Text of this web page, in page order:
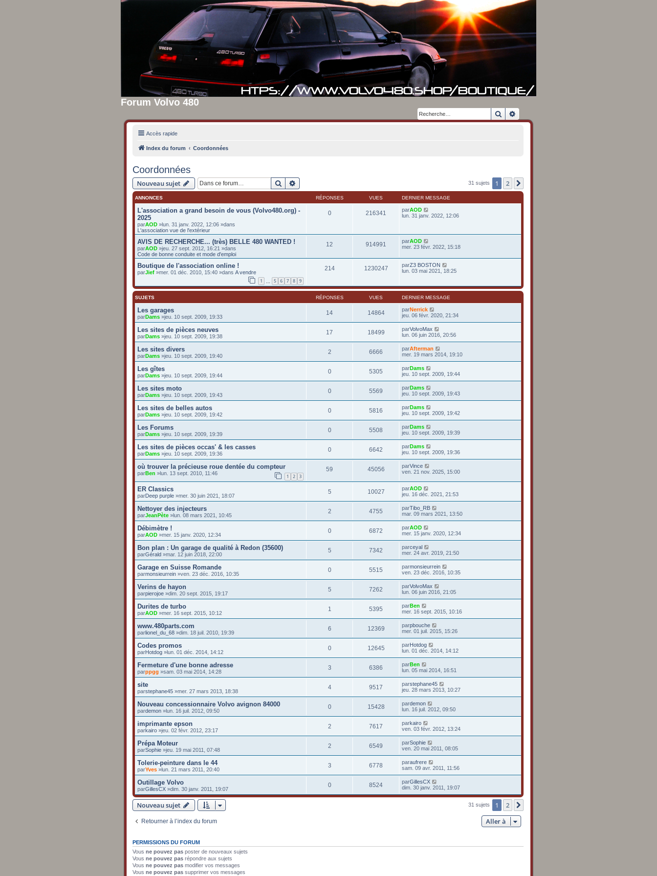
Forum Volvo 480
Rechercher
Accès rapide
Index du forum Coordonnées
Coordonnées
Nouveau sujet Rechercher 31 sujets 1 2
ANNONCES RÉPONSES VUES DERNIER MESSAGE
L'association a grand besoin de vous (Volvo480.org) -
2025
parAOD »lun. 31 janv. 2022, 12:06 »dans
L'association vue de l'extérieur
0 216341 parAOD
lun. 31 janv. 2022, 12:06
AVIS DE RECHERCHE... (très) BELLE 480 WANTED !
parAOD »jeu. 27 sept. 2012, 16:21 »dans
Code de bonne conduite et mode d'emploi
12 914991 parAOD
mer. 23 févr. 2022, 15:18
Boutique de l'association online !
parJief »mer. 01 déc. 2010, 15:40 »dans A vendre
1 … 5 6 7 8 9
214 1230247 parZ3 BOSTON
lun. 03 mai 2021, 18:25
SUJETS RÉPONSES VUES DERNIER MESSAGE
Les garages
parDams »jeu. 10 sept. 2009, 19:33
14 14864 parNerrick
jeu. 06 févr. 2020, 21:34
Les sites de pièces neuves
parDams »jeu. 10 sept. 2009, 19:38
17 18499 parVolvoMax
lun. 06 juin 2016, 20:56
Les sites divers
parDams »jeu. 10 sept. 2009, 19:40
2 6666 parAfterman
mer. 19 mars 2014, 19:10
Les gîtes
parDams »jeu. 10 sept. 2009, 19:44
0 5305 parDams
jeu. 10 sept. 2009, 19:44
Les sites moto
parDams »jeu. 10 sept. 2009, 19:43
0 5569 parDams
jeu. 10 sept. 2009, 19:43
Les sites de belles autos
parDams »jeu. 10 sept. 2009, 19:42
0 5816 parDams
jeu. 10 sept. 2009, 19:42
Les Forums
parDams »jeu. 10 sept. 2009, 19:39
0 5508 parDams
jeu. 10 sept. 2009, 19:39
Les sites de pièces occas' & les casses
parDams »jeu. 10 sept. 2009, 19:36
0 6642 parDams
jeu. 10 sept. 2009, 19:36
où trouver la précieuse roue dentée du compteur
parBen »lun. 13 sept. 2010, 11:46 1 2 3
59 45056 parVince
ven. 21 nov. 2025, 15:00
ER Classics
parDeep purple »mer. 30 juin 2021, 18:07
5 10027 parAOD
jeu. 16 déc. 2021, 21:53
Nettoyer des injecteurs
parJeanPète »lun. 08 mars 2021, 10:45
2 4755 parTibo_RB
mar. 09 mars 2021, 13:50
Débimètre !
parAOD »mer. 15 janv. 2020, 12:34
0 6872 parAOD
mer. 15 janv. 2020, 12:34
Bon plan : Un garage de qualité à Redon (35600)
parGérald »mar. 12 juin 2018, 22:00
5 7342 parceyal
mer. 24 avr. 2019, 21:50
Garage en Suisse Romande
parmonsieurrein »ven. 23 déc. 2016, 10:35
0 5515 parmonsieurrein
ven. 23 déc. 2016, 10:35
Verins de hayon
parpierojoe »dim. 20 sept. 2015, 19:17
5 7262 parVolvoMax
lun. 06 juin 2016, 21:05
Durites de turbo
parAOD »mer. 16 sept. 2015, 10:12
1 5395 parBen
mer. 16 sept. 2015, 10:16
www.480parts.com
parlionel_du_68 »dim. 18 juil. 2010, 19:39
6 12369 parpbouche
mer. 01 juil. 2015, 15:26
Codes promos
parHotdog »lun. 01 déc. 2014, 14:12
0 12645 parHotdog
lun. 01 déc. 2014, 14:12
Fermeture d'une bonne adresse
parppgg »sam. 03 mai 2014, 14:28
3 6386 parBen
lun. 05 mai 2014, 16:51
site
parstephane45 »mer. 27 mars 2013, 18:38
4 9517 parstephane45
jeu. 28 mars 2013, 10:27
Nouveau concessionnaire Volvo avignon 84000
pardemon »lun. 16 juil. 2012, 09:50
0 15428 pardemon
lun. 16 juil. 2012, 09:50
imprimante epson
parkairo »jeu. 02 févr. 2012, 23:17
2 7617 parkairo
ven. 03 févr. 2012, 13:24
Prépa Moteur
parSophie »jeu. 19 mai 2011, 07:48
2 6549 parSophie
ven. 20 mai 2011, 08:05
Tolerie-peinture dans le 44
parYves »lun. 21 mars 2011, 20:40
3 6778 paraufrere
sam. 09 avr. 2011, 11:56
Outillage Volvo
parGillesCX »dim. 30 janv. 2011, 19:07
0 8524 parGillesCX
dim. 30 janv. 2011, 19:07
Nouveau sujet 31 sujets 1 2
Retourner à l’index du forum Aller à
PERMISSIONS DU FORUM
Vous ne pouvez pas poster de nouveaux sujets
Vous ne pouvez pas répondre aux sujets
Vous ne pouvez pas modifier vos messages
Vous ne pouvez pas supprimer vos messages